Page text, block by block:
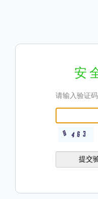
安
请输入验证码